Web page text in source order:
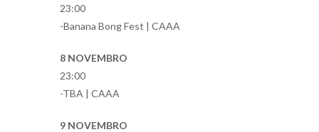
23:00
-Banana Bong Fest | CAAA
8 NOVEMBRO
23:00
-TBA | CAAA
9 NOVEMBRO